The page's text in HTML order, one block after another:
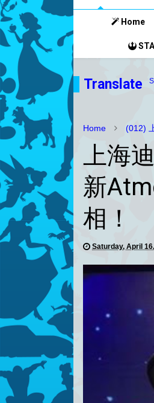
Home
Translate
Home (012)
上海
新
相！
Saturday, April